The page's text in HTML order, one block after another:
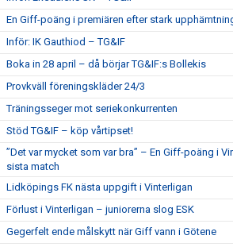
En Giff-poäng i premiären efter stark
Inför: IK Gauthiod – TG&IF
Boka in 28 april – då börjar TG&IF:s Bollekis
Provkväll föreningskläder 24/3
Träningsseger mot seriekonkurrenten
Stöd TG&IF – köp vårtipset!
”Det var mycket som var bra” – En Giff-poäng i
sista match
Lidköpings FK nästa uppgift i Vinterligan
Förlust i Vinterligan – juniorerna slog ESK
Gegerfelt ende målskytt när Giff vann i Götene